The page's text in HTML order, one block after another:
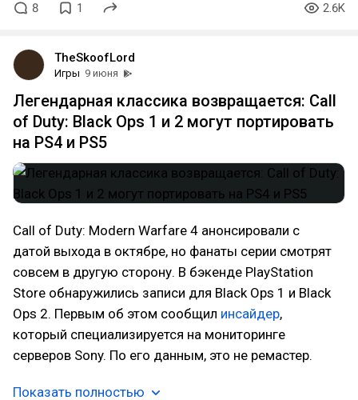
8 1 2.6K
TheSkoofLord
Игры 9 июня
Легендарная классика возвращается: Call
of Duty: Black Ops 1 и 2 могут портировать
на PS4 и PS5
Call of Duty: Modern Warfare 4 анонсировали с
датой выхода в октябре, но фанаты серии смотрят
совсем в другую сторону. В бэкенде PlayStation
Store обнаружились записи для Black Ops 1 и Black
Ops 2. Первым об этом сообщил инсайдер,
который специализируется на мониторинге
серверов Sony. По его данным, это не ремастер.
Показать полностью